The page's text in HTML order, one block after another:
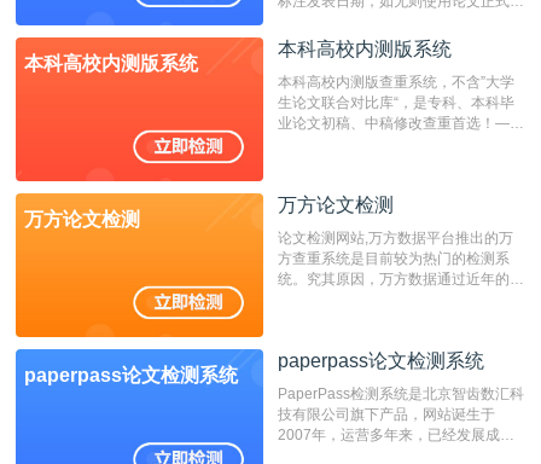
成时间作为发表日期。
本科高校内测版系统
本科高校内测版系统
本科高校内测版查重系统，不含”大学
生论文联合对比库“，是专科、本科毕
业论文初稿、中稿修改查重首选！——
万方论文检测
万方论文检测
论文检测网站,万方数据平台推出的万
方查重系统是目前较为热门的检测系
统。究其原因，万方数据通过近年的发
非。其次，相对于知网而言，万方检测
重的推荐系统。
paperpass论文检测系统
paperpass论文检测系统
PaperPass检测系统是北京智齿数汇科
技有限公司旗下产品，网站诞生于
2007年，运营多年来，已经发展成为